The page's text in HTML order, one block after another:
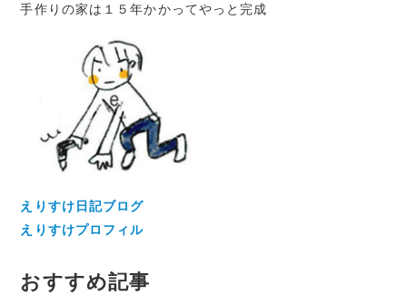
手作りの家は１５年かかってやっと完成
えりすけ日記ブログ
えりすけプロフィル
おすすめ記事